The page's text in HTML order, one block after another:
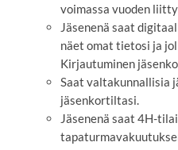
voimassa vuoden
Jäsenenä saat
näet omat tietosi ja
Kirjautuminen
Saat valtakunnallisia
jäsenkortiltasi.
Jäsenenä saat 4H-